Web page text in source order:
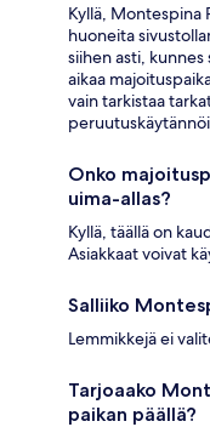
Kyllä, Montespina
huoneita
siihen asti,
aikaa
vain tarkistaa
Onko
uima-allas?
Kyllä, täällä on
Asiakkaat voivat
Salliiko
Lemmikkejä ei
Tarjoaako
paikan päällä?